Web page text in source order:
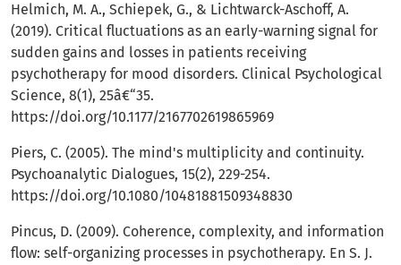
Helmich, M. A., Schiepek, G., & Lichtwarck-Aschoff, A.
(2019). Critical fluctuations as an early-warning signal for
sudden gains and losses in patients receiving
psychotherapy for mood disorders. Clinical Psychological
Science, 8(1), 25â€“35.
https://doi.org/10.1177/2167702619865969
Piers, C. (2005). The mind's multiplicity and continuity.
Psychoanalytic Dialogues, 15(2), 229-254.
https://doi.org/10.1080/10481881509348830
Pincus, D. (2009). Coherence, complexity, and information
flow: self-organizing processes in psychotherapy. En S. J.